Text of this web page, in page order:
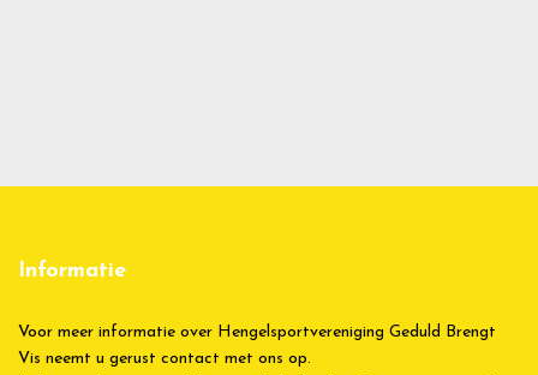
Informatie
Voor meer informatie over Hengelsportvereniging Geduld Brengt
Vis neemt u gerust contact met ons op.